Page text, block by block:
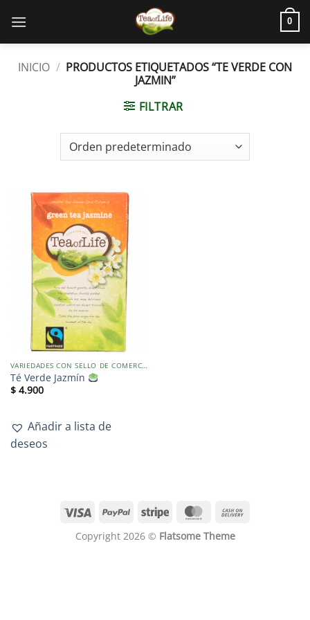
0
INICIO / PRODUCTOS ETIQUETADOS “TE VERDE CON
JAZMIN”
FILTRAR
VARIEDADES CON SELLO DE COMERCIO JUSTO
Té Verde Jazmín
$4.900
Añadir a lista de
deseos
Copyright 2026 © Flatsome Theme